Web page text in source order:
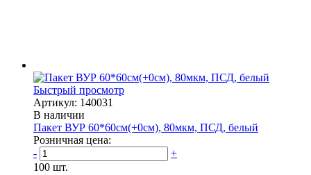
Быстрый просмотр
Артикул: 140031
В наличии
Пакет ВУР 60*60см(+0см), 80мкм, ПСД, белый
Розничная цена:
-
+
100 шт.